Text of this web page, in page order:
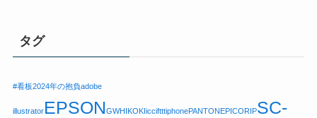
タグ
#看板2024年の抱負adobe
illustratorEPSONGWHIKOKIicciftttiphonePANTONEPICORIPSC-